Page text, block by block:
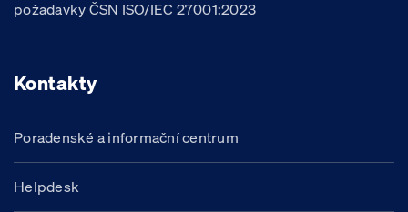
požadavky ČSN ISO/IEC 27001:2023
Kontakty
Poradenské a informační centrum
Helpdesk